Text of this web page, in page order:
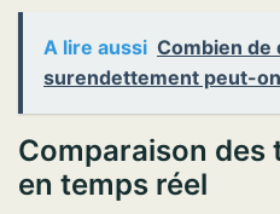
A lire aussi Combien de
surendettement peut-
Comparaison des
en temps réel